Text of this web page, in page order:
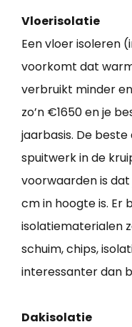
Vloerisolatie
Een vloer isoleren
voorkomt dat
verbruikt minder
zo’n €1650 en je
jaarbasis. De
spuitwerk in de
voorwaarden is
cm in hoogte is. Er
isolatiematerialen
schuim, chips,
interessanter dan
Dakisolatie